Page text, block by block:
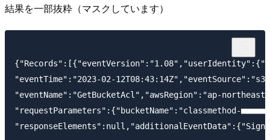
結果を一部抜粋（マスクしています）
"eventTime":"2023-02-
"eventName":"GetBucketAcl","awsRegion":"ap-
"requestParameters":{"bucketName":"classmethod-